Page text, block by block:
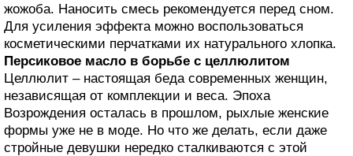
жожоба. Наносить смесь рекомендуется перед сном.
Для усиления эффекта можно воспользоваться
косметическими перчатками их натурального хлопка.
Персиковое масло в борьбе с целлюлитом
Целлюлит – настоящая беда современных женщин,
независящая от комплекции и веса. Эпоха
Возрождения осталась в прошлом, рыхлые женские
формы уже не в моде. Но что же делать, если даже
стройные девушки нередко сталкиваются с этой